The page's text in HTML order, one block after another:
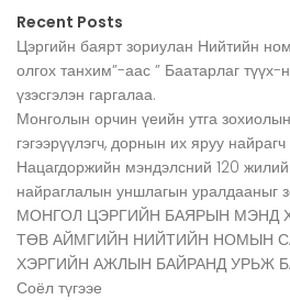
Recent Posts
Цэргийн баярт зориулан Нийтийн
олгох танхим”-аас ” Баатарлаг
үзэсгэлэн гаргалаа.
Монголын орчин үеийн утга
гэгээрүүлэгч, дорнын их яруу
Нацагдоржийн мэндэлсний 120
найраглалын уншлагын уралдааныг
МОНГОЛ ЦЭРГИЙН БАЯРЫН МЭНД
ТӨВ АЙМГИЙН НИЙТИЙН НОМЫН
ХЭРГИЙН АЖЛЫН БАЙРАНД УРЬЖ
Соёл түгээе